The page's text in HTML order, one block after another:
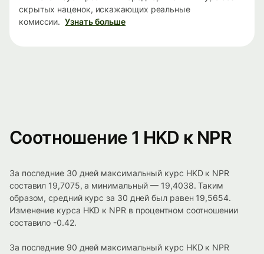
скрытых наценок, искажающих реальные
комиссии. Узнать больше
Соотношение 1 HKD к NPR
За последние 30 дней максимальный курс HKD к NPR
составил 19,7075, а минимальный — 19,4038. Таким
образом, средний курс за 30 дней был равен 19,5654.
Изменение курса HKD к NPR в процентном соотношении
составило -0.42.
За последние 90 дней максимальный курс HKD к NPR